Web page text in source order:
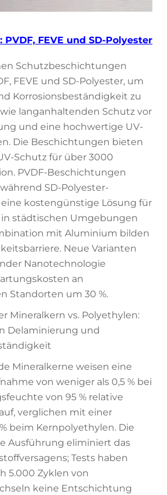
FEVE und SD-Polyester
Schutzbeschichtungen
FEVE und SD-Polyester, um
Korrosionsbeständigkeit zu
langanhaltenden Schutz vor
und eine hochwertige UV-
Die Beschichtungen bieten
Schutz für über 3000
PVDF-Beschichtungen
SD-Polyester-
kostengünstige Lösung für
städtischen Umgebungen
mit Aluminium bilden
Neue Varianten
Nanotechnologie
an
Standorten um 30 %.
Mineralkern vs. Polyethylen:
Delaminierung und
Mineralkerne weisen eine
von weniger als 0,5 % bei
von 95 % relative
verglichen mit einer
beim Kernpolyethylen. Die
Ausführung eliminiert das
Tests haben
5.000 Zyklen von
keine Entschichtung